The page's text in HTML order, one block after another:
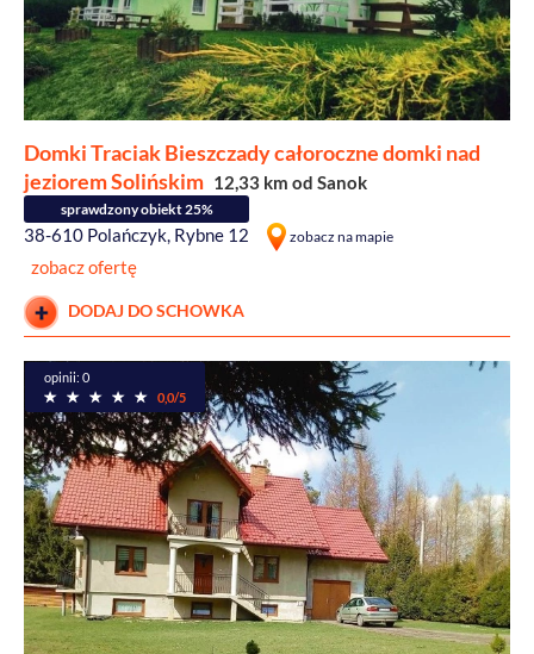
Domki Traciak Bieszczady całoroczne domki nad
jeziorem Solińskim 12,33 km od Sanok
sprawdzony obiekt 25%
38-610 Polańczyk, Rybne 12 zobacz na mapie
zobacz ofertę
DODAJ DO SCHOWKA
opinii: 0
0,0/5